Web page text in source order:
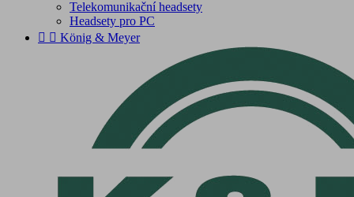
Telekomunikační headsety
Headsety pro PC
  König & Meyer